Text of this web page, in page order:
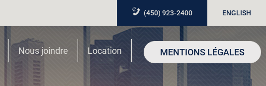
Nous joindre Location MENTIONS LÉGALES
(450) 923-2400 ENGLISH